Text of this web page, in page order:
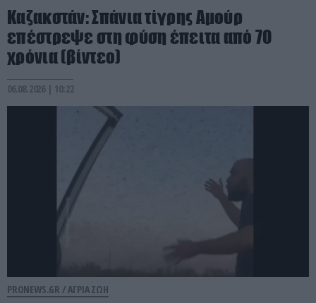
Καζακστάν: Σπάνια τίγρης Αμούρ
επέστρεψε στη φύση έπειτα από 70
χρόνια (βίντεο)
06.08.2026 | 10:22
PRONEWS.GR /ΑΓΡΙΑ ΖΩΗ